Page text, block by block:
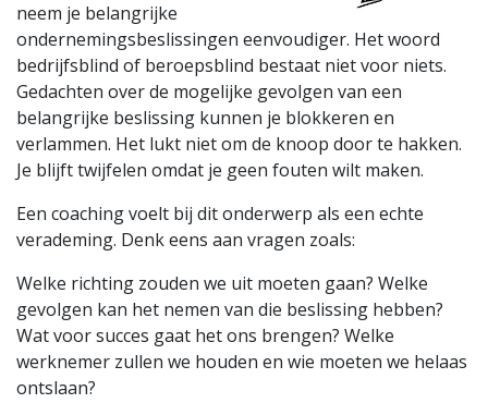
neem je belangrijke
ondernemingsbeslissingen eenvoudiger. Het woord
bedrijfsblind of beroepsblind bestaat niet voor niets.
Gedachten over de mogelijke gevolgen van een
belangrijke beslissing kunnen je blokkeren en
verlammen. Het lukt niet om de knoop door te hakken.
Je blijft twijfelen omdat je geen fouten wilt maken.
Een coaching voelt bij dit onderwerp als een echte
verademing. Denk eens aan vragen zoals:
Welke richting zouden we uit moeten gaan? Welke
gevolgen kan het nemen van die beslissing hebben?
Wat voor succes gaat het ons brengen? Welke
werknemer zullen we houden en wie moeten we helaas
ontslaan?